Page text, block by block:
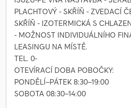
PLACHTOVÝ - SKŘÍŇ - ZVEDACÍ
SKŘÍŇ - IZOTERMICKÁ S
- MOŽNOST INDIVIDUÁLNÍHO
LEASINGU NA MÍSTĚ.
TEL. 0-
OTEVÍRACÍ DOBA POBOČKY:
PONDĚLÍ–PÁTEK 8:30–19:00
SOBOTA 08:30–14:00